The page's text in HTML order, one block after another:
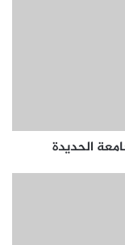
الحديدة